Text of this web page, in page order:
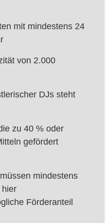
mit mindestens 24
von 2.000
DJs steht
zu 40 % oder
gefördert
mindestens
hier
Förderanteil